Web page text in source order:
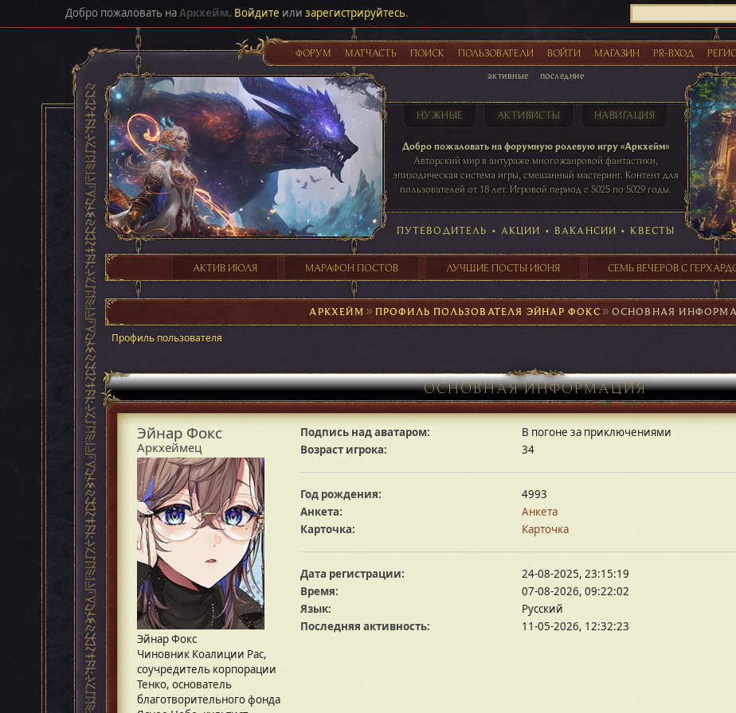
Добро пожаловать наАркхейм. Войдите или зарегистрируйтесь.
ФОРУМ МАТЧАСТЬ ПОИСК ПОЛЬЗОВАТЕЛИ ВОЙТИ МАГАЗИН PR-ВХОД
активные последние
НУЖНЫЕ АКТИВИСТЫ НАВИГАЦИЯ
Добро пожаловать на форумную ролевую игру «Аркхейм»
Авторский мир в антураже многожанровой фантастики,
эпизодическая система игры, смешанный мастеринг. Контент для
пользователей от 18 лет. Игровой период с 5025 по 5029 годы.
таблице игровой активности
41 ПОСТОВ 31 ПОСТОВ 29 ПОСТОВ 24 ПОСТОВ
ПУТЕВОДИТЕЛЬ • АКЦИИ • ВАКАНСИИ • КВЕСТЫ
АКТИВ ИЮЛЯ МАРАФОН ПОСТОВ ЛУЧШИЕ ПОСТЫ ИЮНЯ СЕМЬ ВЕЧЕРОВ С
АРКХЕЙМ ►ПРОФИЛЬ ПОЛЬЗОВАТЕЛЯ ЭЙНАР ФОКС ►ОСНОВНАЯ
Профиль пользователя
ОСНОВНАЯ ИНФОРМАЦИЯ
Эйнар Фокс
Аркхеймец
Эйнар Фокс
Чиновник Коалиции Рас,
соучредитель корпорации
Тенко, основатель
благотворительного фонда
Подпись над аватаром:
В погоне за приключениями
Возраст игрока:
34
Год рождения:
4993
Анкета:
Анкета
Карточка:
Карточка
Дата регистрации:
24-08-2025, 23:15:19
Время:
07-08-2026, 09:22:02
Язык:
Русский
Последняя активность:
11-05-2026, 12:32:23